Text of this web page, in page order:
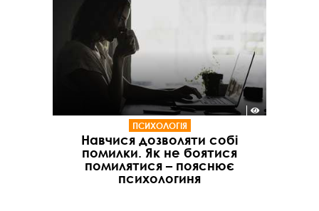
ПСИХОЛОГІЯ
Навчися дозволяти собі
помилки. Як не боятися
помилятися – пояснює
психологиня